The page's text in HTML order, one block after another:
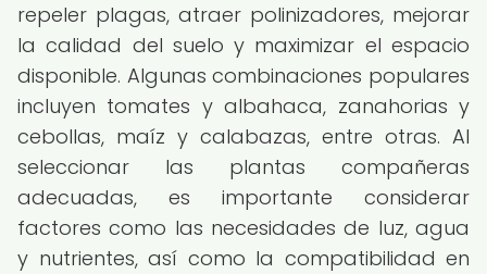
repeler plagas, atraer polinizadores, mejorar
la calidad del suelo y maximizar el espacio
disponible. Algunas combinaciones populares
incluyen tomates y albahaca, zanahorias y
cebollas, maíz y calabazas, entre otras. Al
seleccionar las plantas compañeras
adecuadas, es importante considerar
factores como las necesidades de luz, agua
y nutrientes, así como la compatibilidad en